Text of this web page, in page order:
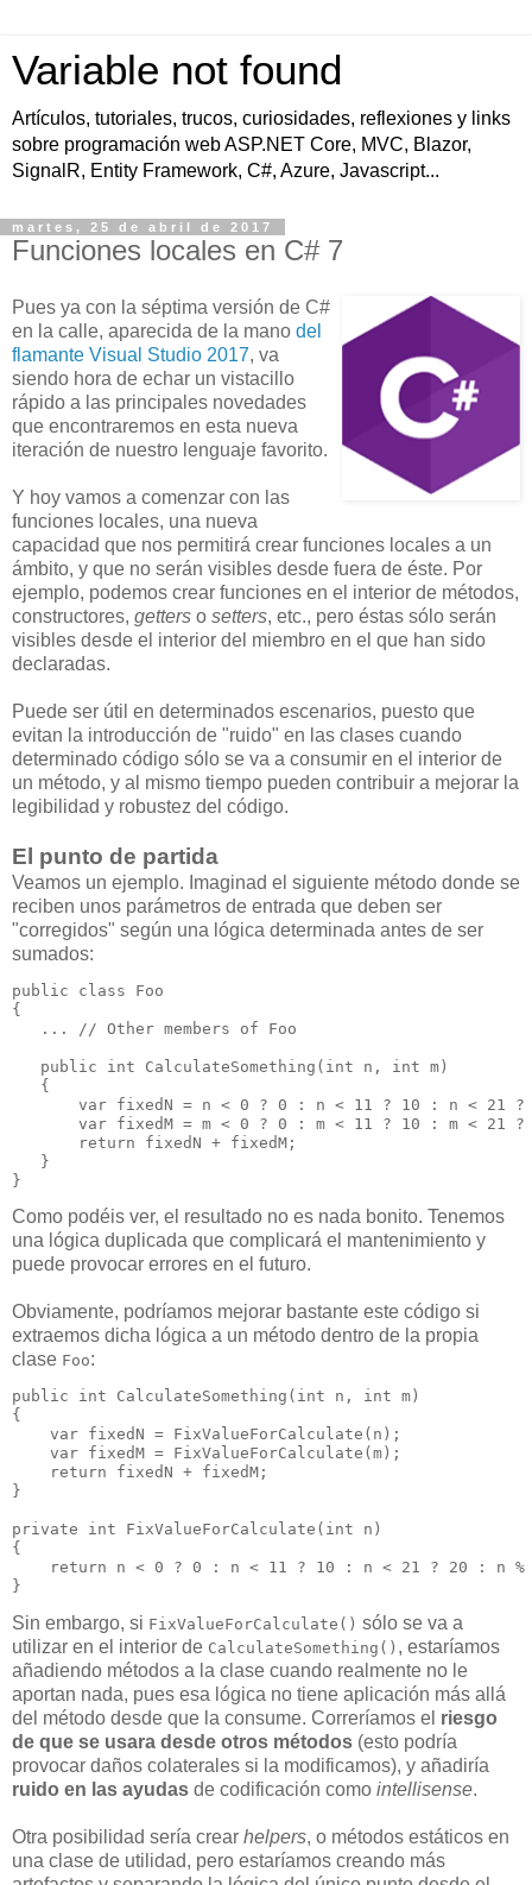
Variable not found
Artículos, tutoriales, trucos, curiosidades, reflexiones y links
sobre programación web ASP.NET Core, MVC, Blazor,
SignalR, Entity Framework, C#, Azure, Javascript...
martes, 25 de abril de 2017
Funciones locales en C# 7
Pues ya con la séptima versión de C#
en la calle, aparecida de la mano del
flamante Visual Studio 2017, va
siendo hora de echar un vistacillo
rápido a las principales novedades
que encontraremos en esta nueva
iteración de nuestro lenguaje favorito.
Y hoy vamos a comenzar con las
funciones locales, una nueva
capacidad que nos permitirá crear funciones locales a un
ámbito, y que no serán visibles desde fuera de éste. Por
ejemplo, podemos crear funciones en el interior de métodos,
constructores, getters o setters, etc., pero éstas sólo serán
visibles desde el interior del miembro en el que han sido
declaradas.
Puede ser útil en determinados escenarios, puesto que
evitan la introducción de "ruido" en las clases cuando
determinado código sólo se va a consumir en el interior de
un método, y al mismo tiempo pueden contribuir a mejorar la
legibilidad y robustez del código.
El punto de partida
Veamos un ejemplo. Imaginad el siguiente método donde se
reciben unos parámetros de entrada que deben ser
"corregidos" según una lógica determinada antes de ser
sumados:
public class Foo
{
   ... // Other members of Foo
   public int CalculateSomething(int n, int m)
   {
var fixedN = n < 0 ? 0 : n < 11 ? 10 : n < 21 ?
var fixedM = m < 0 ? 0 : m < 11 ? 10 : m < 21 ?
       return fixedN + fixedM;
   }
}
Como podéis ver, el resultado no es nada bonito. Tenemos
una lógica duplicada que complicará el mantenimiento y
puede provocar errores en el futuro.
Obviamente, podríamos mejorar bastante este código si
extraemos dicha lógica a un método dentro de la propia
clase Foo:
public int CalculateSomething(int n, int m)
{
    var fixedN = FixValueForCalculate(n);
    var fixedM = FixValueForCalculate(m);
    return fixedN + fixedM;
}
private int FixValueForCalculate(int n)
{
return n < 0 ? 0 : n < 11 ? 10 : n < 21 ? 20 : n %
}
Sin embargo, si FixValueForCalculate() sólo se va a
utilizar en el interior de CalculateSomething() , estaríamos
añadiendo métodos a la clase cuando realmente no le
aportan nada, pues esa lógica no tiene aplicación más allá
del método desde que la consume. Correríamos el riesgo
de que se usara desde otros métodos (esto podría
provocar daños colaterales si la modificamos), y añadiría
ruido en las ayudas de codificación como intellisense.
Otra posibilidad sería crear helpers, o métodos estáticos en
una clase de utilidad, pero estaríamos creando más